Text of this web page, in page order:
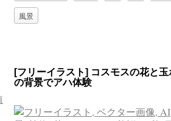
風景
[フリーイラスト] コスモスの花と玉
の背景でアハ体験